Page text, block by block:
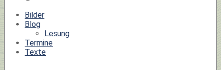
Bilder
Blog
Lesung
Termine
Texte